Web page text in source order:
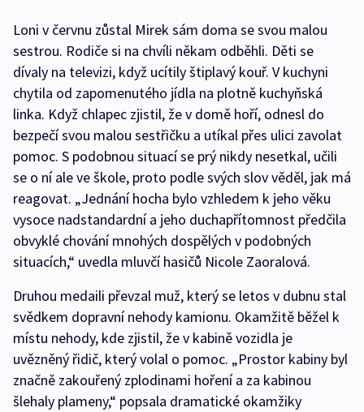
Loni v červnu zůstal Mirek sám doma se svou malou
sestrou. Rodiče si na chvíli někam odběhli. Děti se
dívaly na televizi, když ucítily štiplavý kouř. V kuchyni
chytila od zapomenutého jídla na plotně kuchyňská
linka. Když chlapec zjistil, že v domě hoří, odnesl do
bezpečí svou malou sestřičku a utíkal přes ulici zavolat
pomoc. S podobnou situací se prý nikdy nesetkal, učili
se o ní ale ve škole, proto podle svých slov věděl, jak má
reagovat. „Jednání hocha bylo vzhledem k jeho věku
vysoce nadstandardní a jeho duchapřítomnost předčila
obvyklé chování mnohých dospělých v podobných
situacích,“ uvedla mluvčí hasičů Nicole Zaoralová.
Druhou medaili převzal muž, který se letos v dubnu stal
svědkem dopravní nehody kamionu. Okamžitě běžel k
místu nehody, kde zjistil, že v kabině vozidla je
uvězněný řidič, který volal o pomoc. „Prostor kabiny byl
značně zakouřený zplodinami hoření a za kabinou
šlehaly plameny,“ popsala dramatické okamžiky